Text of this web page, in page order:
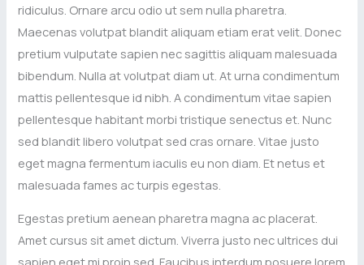
ridiculus. Ornare arcu odio ut sem nulla pharetra.
Maecenas volutpat blandit aliquam etiam erat velit. Donec
pretium vulputate sapien nec sagittis aliquam malesuada
bibendum. Nulla at volutpat diam ut. At urna condimentum
mattis pellentesque id nibh. A condimentum vitae sapien
pellentesque habitant morbi tristique senectus et. Nunc
sed blandit libero volutpat sed cras ornare. Vitae justo
eget magna fermentum iaculis eu non diam. Et netus et
malesuada fames ac turpis egestas.
Egestas pretium aenean pharetra magna ac placerat.
Amet cursus sit amet dictum. Viverra justo nec ultrices dui